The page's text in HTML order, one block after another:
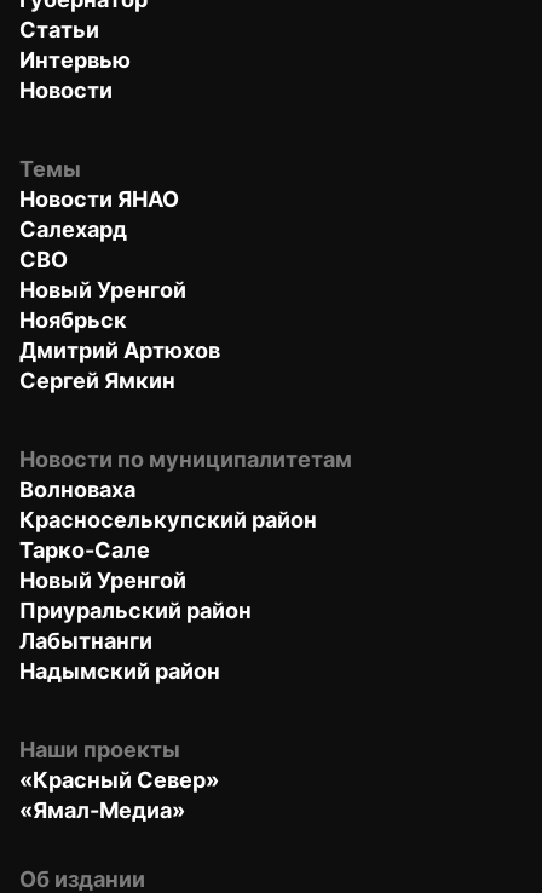
Статьи
Интервью
Новости
Темы
Новости ЯНАО
Салехард
СВО
Новый Уренгой
Ноябрьск
Дмитрий Артюхов
Сергей Ямкин
Новости по муниципалитетам
Волноваха
Красноселькупский район
Тарко-Сале
Новый Уренгой
Приуральский район
Лабытнанги
Надымский район
Наши проекты
«Красный Север»
«Ямал-Медиа»
Об издании